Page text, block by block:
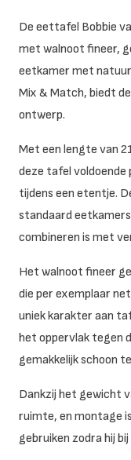
De eettafel Bobbie
met walnoot fineer,
eetkamer met
Mix & Match, biedt
ontwerp.
Met een lengte van
deze tafel
tijdens een etentje.
standaard
combineren is met
Het walnoot fineer
die per exemplaar
uniek karakter aan
het oppervlak tegen
gemakkelijk schoon
Dankzij het gewicht
ruimte, en montage
gebruiken zodra hij